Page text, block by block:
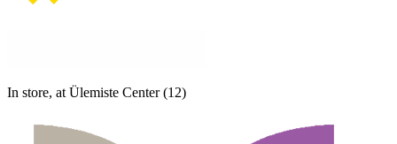
In store, at Ülemiste Center (12)